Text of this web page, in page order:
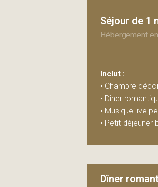
Séjour de 1
Hébergement
Inclut :
• Chambre
• Dîner
• Musique live
• Petit-déjeuner
Dîner